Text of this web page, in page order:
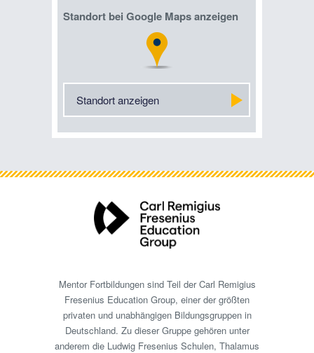
Standort bei Google Maps anzeigen
Standort anzeigen
Mentor Fortbildungen sind Teil der Carl Remigius
Fresenius Education Group, einer der größten
privaten und unabhängigen Bildungsgruppen in
Deutschland. Zu dieser Gruppe gehören unter
anderem die Ludwig Fresenius Schulen, Thalamus